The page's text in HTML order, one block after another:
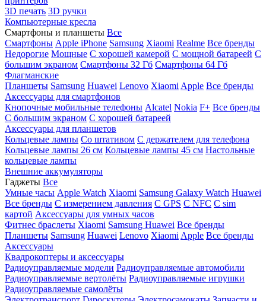
3D печать 3D ручки
Компьютерные кресла
Смартфоны и планшеты Все
Смартфоны Apple iPhone Samsung Xiaomi Realme Все бренды
Недорогие Мощные С хорошей камерой С мощной батареей С
большим экраном Смартфоны 32 Гб Смартфоны 64 Гб
Флагманские
Планшеты Samsung Huawei Lenovo Xiaomi Apple Все бренды
Аксессуары для смартфонов
Кнопочные мобильные телефоны Alcatel Nokia F+ Все бренды
С большим экраном С хорошей батареей
Аксессуары для планшетов
Кольцевые лампы Со штативом C держателем для телефона
Кольцевые лампы 26 см Кольцевые лампы 45 см Настольные
кольцевые лампы
Внешние аккумуляторы
Гаджеты Все
Умные часы Apple Watch Xiaomi Samsung Galaxy Watch Huawei
Все бренды C измерением давления C GPS C NFC C sim
картой Аксессуары для умных часов
Фитнес браслеты Xiaomi Samsung Huawei Все бренды
Планшеты Samsung Huawei Lenovo Xiaomi Apple Все бренды
Аксессуары
Квадрокоптеры и аксессуары
Радиоуправляемые модели Радиоуправляемые автомобили
Радиоуправляемые вертолёты Радиоуправляемые игрушки
Радиоуправляемые самолёты